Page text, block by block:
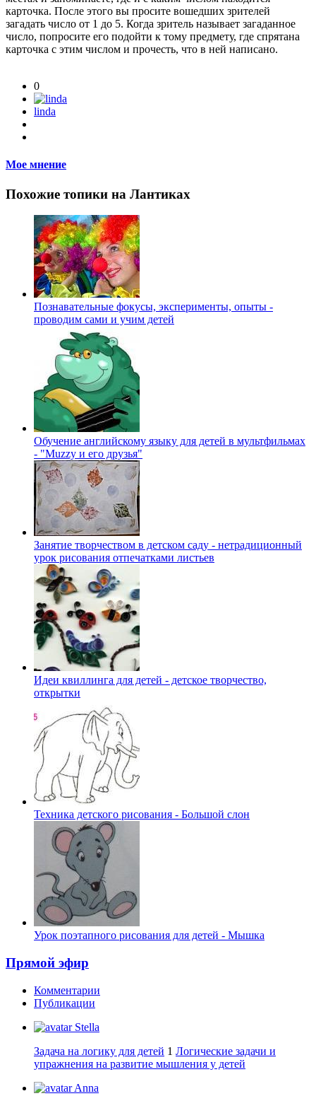
карточка. После этого вы просите вошедших зрителей
загадать число от 1 до 5. Когда зритель называет загаданное
число, попросите его подойти к тому предмету, где спрятана
карточка с этим числом и прочесть, что в ней написано.
0
linda
Мое мнение
Похожие топики на Лантиках
Познавательные фокусы, эксперименты, опыты -
проводим сами и учим детей
Обучение английскому языку для детей в мультфильмах
- "Muzzy и его друзья"
Занятие творчеством в детском саду - нетрадиционный
урок рисования отпечатками листьев
Идеи квиллинга для детей - детское творчество,
открытки
Техника детского рисования - Большой слон
Урок поэтапного рисования для детей - Мышка
Прямой эфир
Комментарии
Публикации
Stella
Задача на логику для детей 1 Логические задачи и
упражнения на развитие мышления у детей
Anna